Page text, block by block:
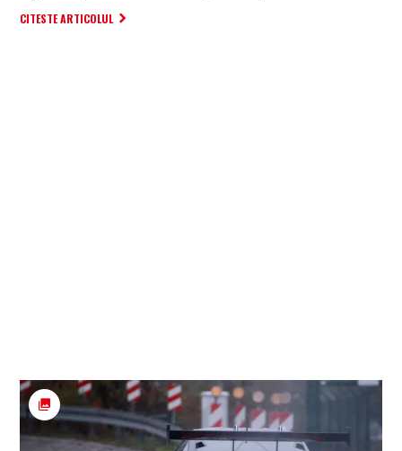
CITESTE ARTICOLUL